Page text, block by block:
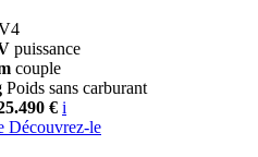
puissance
couple
Poids sans carburant
€ i
Découvrez-le